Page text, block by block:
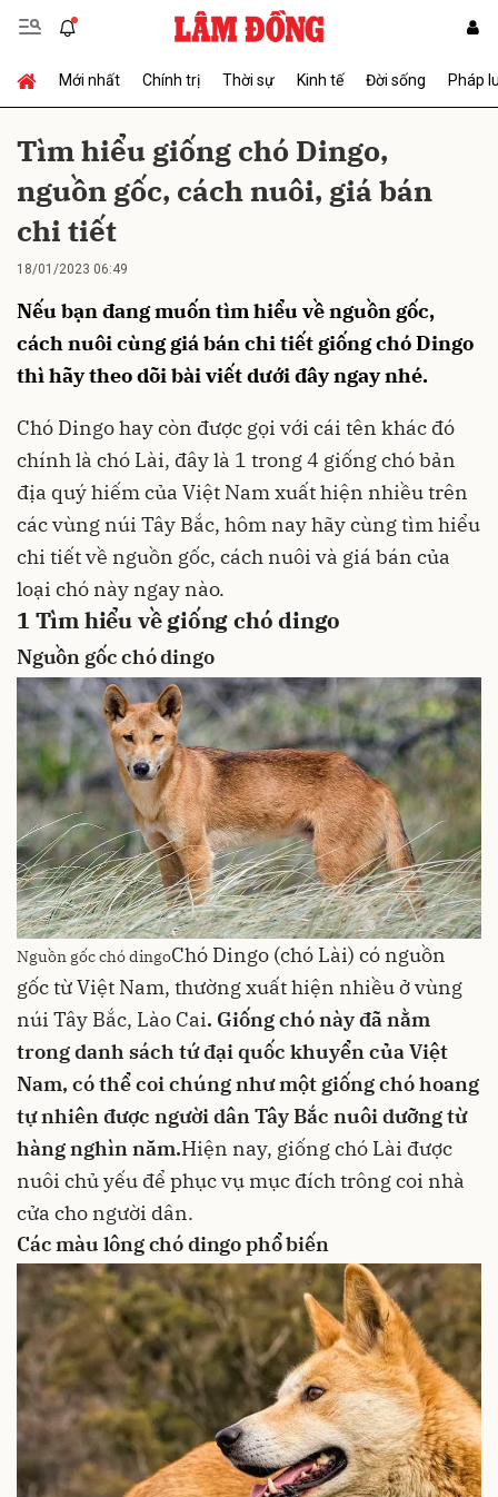
Mới nhất Chính trị Thời sự Kinh tế Đời sống Pháp
Tìm hiểu giống chó Dingo,
nguồn gốc, cách nuôi, giá bán
chi tiết
18/01/2023 06:49
Nếu bạn đang muốn tìm hiểu về nguồn gốc,
cách nuôi cùng giá bán chi tiết giống chó Dingo
thì hãy theo dõi bài viết dưới đây ngay nhé.
Chó Dingo hay còn được gọi với cái tên khác đó
chính là chó Lài, đây là 1 trong 4 giống chó bản
địa quý hiếm của Việt Nam xuất hiện nhiều trên
các vùng núi Tây Bắc, hôm nay hãy cùng tìm hiểu
chi tiết về nguồn gốc, cách nuôi và giá bán của
loại chó này ngay nào.
1Tìm hiểu về giống chó dingo
Nguồn gốc chó dingo
Nguồn gốc chó dingoChó Dingo (chó Lài) có nguồn
gốc từ Việt Nam, thường xuất hiện nhiều ở vùng
núi Tây Bắc, Lào Cai. Giống chó này đã nằm
trong danh sách tứ đại quốc khuyển của Việt
Nam, có thể coi chúng như một giống chó hoang
tự nhiên được người dân Tây Bắc nuôi dưỡng từ
hàng nghìn năm.Hiện nay, giống chó Lài được
nuôi chủ yếu để phục vụ mục đích trông coi nhà
cửa cho người dân.
Các màu lông chó dingo phổ biến
Gửi bình luận
Hủy Gửi